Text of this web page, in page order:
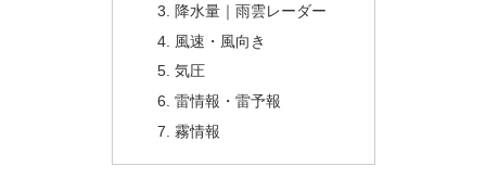
降水量｜雨雲レーダー
風速・風向き
気圧
雷情報・雷予報
霧情報